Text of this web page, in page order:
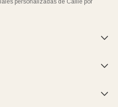
personalizadas de Callie por


